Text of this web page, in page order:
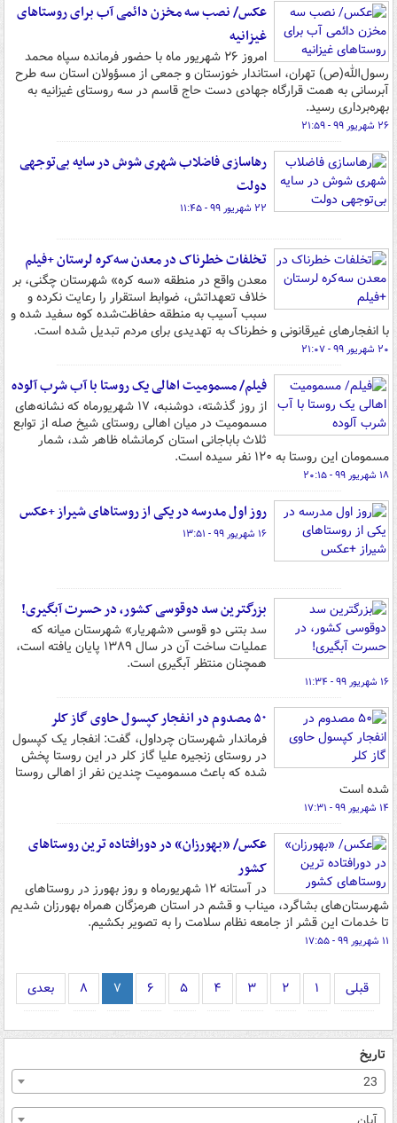
عکس/ نصب سه مخزن دائمی آب برای روستاهای
غیزانیه
امروز ۲۶ شهریور ماه با حضور فرمانده سپاه محمد
رسول‌الله(ص) تهران، استاندار خوزستان و جمعی از مسؤولان استان سه طرح
آبرسانی به همت قرارگاه جهادی دست حاج قاسم در سه روستای غیزانیه به
بهره‌برداری رسید.
۲۶ شهریور ۹۹ - ۲۱:۵۹
رهاسازی فاضلاب شهری شوش در سایه بی‌توجهی
دولت
۲۲ شهریور ۹۹ - ۱۱:۴۵
تخلفات خطرناک در معدن سه‌کره لرستان +فیلم
معدن واقع در منطقه «سه کره» شهرستان چگنی، بر
خلاف تعهداتش، ضوابط استقرار را رعایت نکرده و
سبب آسیب به منطقه حفاظت‌شده کوه سفید شده و
با انفجارهای غیرقانونی و خطرناک به تهدیدی برای مردم تبدیل شده است.
۲۰ شهریور ۹۹ - ۲۱:۰۷
فیلم/ مسمومیت اهالی یک روستا با آب شرب آلوده
از روز گذشته، دوشنبه، ۱۷ شهریورماه که نشانه‌های
مسمومیت در میان اهالی روستای شیخ صله از توابع
ثلاث باباجانی استان کرمانشاه ظاهر شد، شمار
مسمومان این روستا به ۱۲۰ نفر سیده است.
۱۸ شهریور ۹۹ - ۲۰:۱۵
روز اول مدرسه در یکی از روستاهای شیراز +عکس
۱۶ شهریور ۹۹ - ۱۳:۵۱
بزرگترین سد دوقوسی کشور، در حسرت آبگیری!
سد بتنی دو قوسی «شهریار» شهرستان میانه که
عملیات ساخت آن در سال ۱۳۸۹ پایان یافته است،
همچنان منتظر آبگیری است.
۱۶ شهریور ۹۹ - ۱۱:۳۴
۵۰ مصدوم در انفجار کپسول حاوی گاز کلر
فرماندار شهرستان چرداول، گفت: انفجار یک کپسول
در روستای زنجیره علیا گاز کلر در این روستا پخش
شده که باعث مسمومیت چندین نفر از اهالی روستا
شده است
۱۴ شهریور ۹۹ - ۱۷:۳۱
عکس/ «بهورزان» در دورافتاده ترین روستاهای
کشور
در آستانه ۱۲ شهریورماه و روز بهورز در روستاهای
شهرستان‌های بشاگرد، میناب و قشم در استان هرمزگان همراه بهورزان شدیم
تا خدمات این قشر از جامعه نظام سلامت را به تصویر بکشیم.
۱۱ شهریور ۹۹ - ۱۷:۵۵
قبلی ۱ ۲ ۳ ۴ ۵ ۶ ۷ ۸ بعدی
تاریخ
23